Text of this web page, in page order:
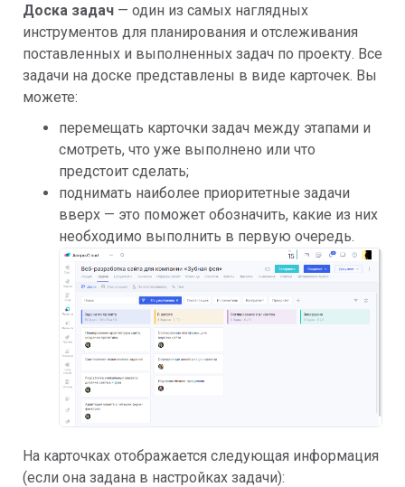
Доска задач — один из самых наглядных
инструментов для планирования и отслеживания
поставленных и выполненных задач по проекту. Все
задачи на доске представлены в виде карточек. Вы
можете:
перемещать карточки задач между этапами и
смотреть, что уже выполнено или что
предстоит сделать;
поднимать наиболее приоритетные задачи
вверх — это поможет обозначить, какие из них
необходимо выполнить в первую очередь.
На карточках отображается следующая информация
(если она задана в настройках задачи):